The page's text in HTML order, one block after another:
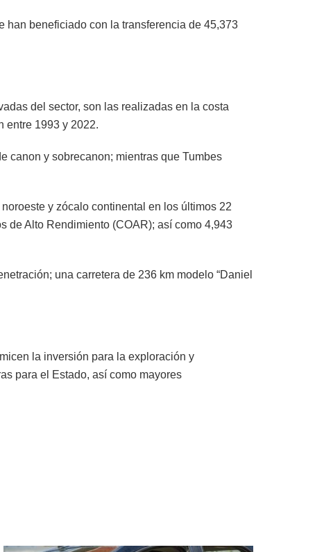
han beneficiado con la transferencia de 45,373
del sector, son las realizadas en la costa
entre 1993 y 2022.
canon y sobrecanon; mientras que Tumbes
y zócalo continental en los últimos 22
de Alto Rendimiento (COAR); así como 4,943
una carretera de 236 km modelo “Daniel
la inversión para la exploración y
para el Estado, así como mayores